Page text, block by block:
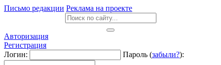
Письмо редакции Реклама на проекте
Авторизация
Регистрация
Логин:
Пароль (забыли?):